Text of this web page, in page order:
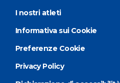
I nostri atleti
Informativa sui Cookie
Preferenze Cookie
Privacy Policy